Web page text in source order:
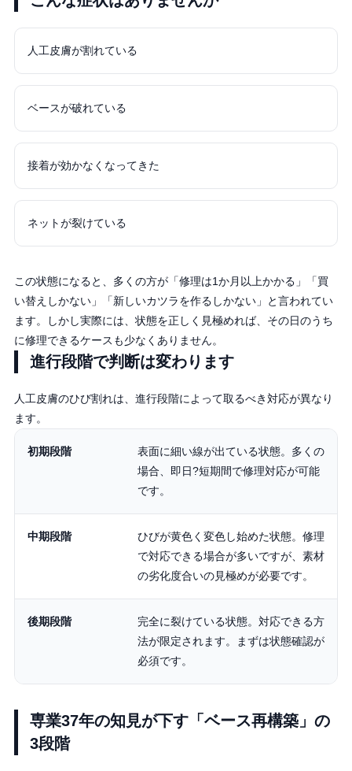
人工皮膚が割れている
ベースが破れている
接着が効かなくなってきた
ネットが裂けている
この状態になると、多くの方が「修理は1か月以上かかる」「買
い替えしかない」「新しいカツラを作るしかない」と言われてい
ます。しかし実際には、状態を正しく見極めれば、その日のうち
に修理できるケースも少なくありません。
進行段階で判断は変わります
人工皮膚のひび割れは、進行段階によって取るべき対応が異なり
ます。
初期段階
表面に細い線が出ている状態。多くの
場合、即日?短期間で修理対応が可能
です。
中期段階
ひびが黄色く変色し始めた状態。修理
で対応できる場合が多いですが、素材
の劣化度合いの見極めが必要です。
後期段階
完全に裂けている状態。対応できる方
法が限定されます。まずは状態確認が
必須です。
専業37年の知見が下す「ベース再構築」の
3段階